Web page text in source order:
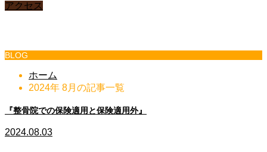
アクセス
BLOG
ホーム
2024年 8月の記事一覧
『整骨院での保険適用と保険適用外』
2024.08.03